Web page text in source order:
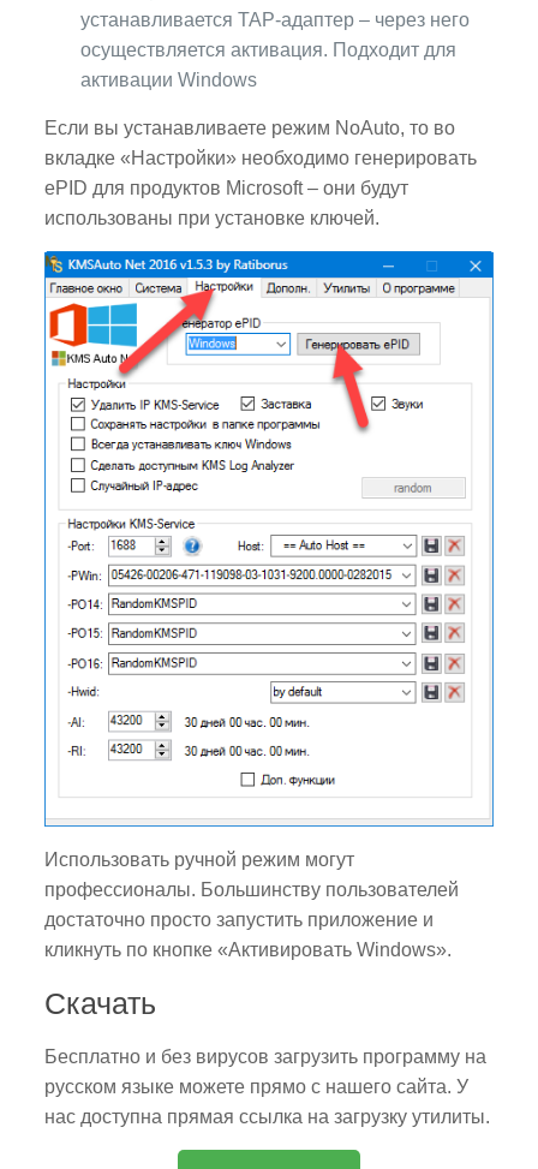
устанавливается TAP-адаптер – через него
осуществляется активация. Подходит для
активации Windows
Если вы устанавливаете режим NoAuto, то во
вкладке «Настройки» необходимо генерировать
ePID для продуктов Microsoft – они будут
использованы при установке ключей.
Использовать ручной режим могут
профессионалы. Большинству пользователей
достаточно просто запустить приложение и
кликнуть по кнопке «Активировать Windows».
Скачать
Бесплатно и без вирусов загрузить программу на
русском языке можете прямо с нашего сайта. У
нас доступна прямая ссылка на загрузку утилиты.